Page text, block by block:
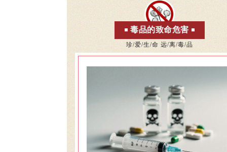
毒品的致命危害
珍/爱/生/命 远/离/毒/品